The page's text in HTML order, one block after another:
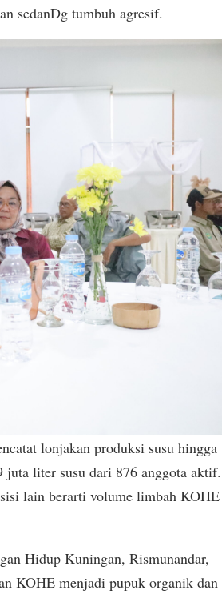
sedanDg tumbuh agresif.
lonjakan produksi susu hingga
juta liter susu dari 876 anggota aktif.
lain berarti volume limbah KOHE
Hidup Kuningan, Rismunandar,
KOHE menjadi pupuk organik dan